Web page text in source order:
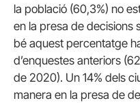
la població (60,3%) no
en la presa de decisions
bé aquest percentatge
d’enquestes anteriors
de 2020). Un 14% dels
manera en la presa de